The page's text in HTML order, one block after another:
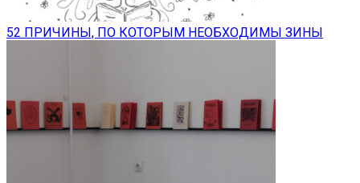
52 ПРИЧИНЫ, ПО КОТОРЫМ НЕОБХОДИМЫ ЗИНЫ